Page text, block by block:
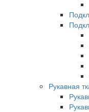
Рукавная